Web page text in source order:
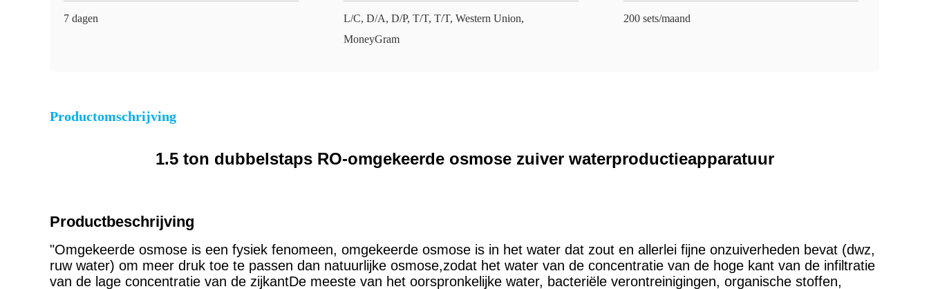
7 dagen
L/C, D/A, D/P, T/T, T/T, Western Union,
MoneyGram
200 sets/maand
Productomschrijving
1.5 ton dubbelstaps RO-omgekeerde osmose zuiver waterproductieapparatuur
Productbeschrijving
"Omgekeerde osmose is een fysiek fenomeen, omgekeerde osmose is in het water dat zout en allerlei fijne onzuiverheden bevat (dwz,
ruw water) om meer druk toe te passen dan natuurlijke osmose,zodat het water van de concentratie van de hoge kant van de infiltratie
van de lage concentratie van de zijkantDe meeste van het oorspronkelijke water, bacteriële verontreinigingen, organische stoffen,